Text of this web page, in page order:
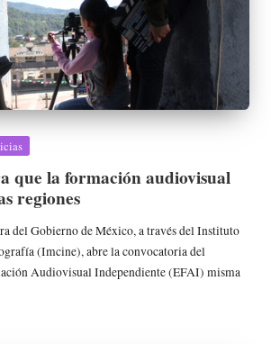
que la formación audiovisual
regiones
del Gobierno de México, a través del Instituto
(Imcine), abre la convocatoria del
Audiovisual Independiente (EFAI) misma